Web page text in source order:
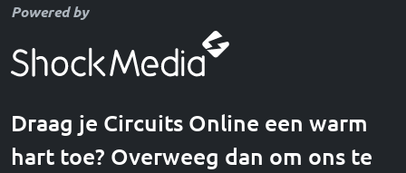
Powered by
Draag je Circuits Online een warm
hart toe? Overweeg dan om ons te